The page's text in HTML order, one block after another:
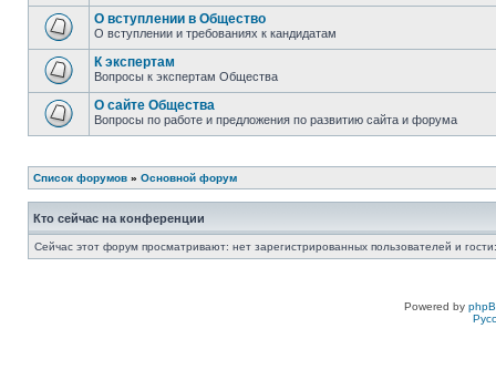
О вступлении в Общество
О вступлении и требованиях к кандидатам
К экспертам
Вопросы к экспертам Общества
О сайте Общества
Вопросы по работе и предложения по развитию сайта и форума
Список форумов » Основной форум
Кто сейчас на конференции
Сейчас этот форум просматривают: нет зарегистрированных пользователей и
Powered by